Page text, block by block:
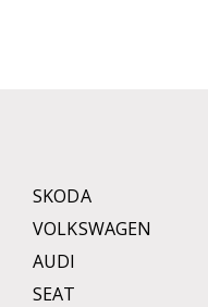
SKODA
VOLKSWAGEN
AUDI
SEAT